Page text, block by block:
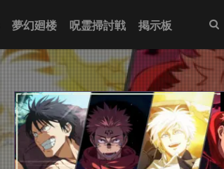
夢幻廻楼 呪霊掃討戦 掲示板